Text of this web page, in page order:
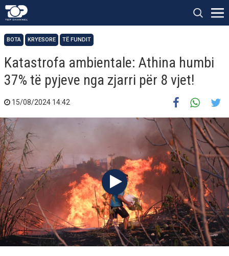
BOTA KRYESORE TË FUNDIT
Katastrofa ambientale: Athina humbi
37% të pyjeve nga zjarri për 8 vjet!
15/08/2024 14:42